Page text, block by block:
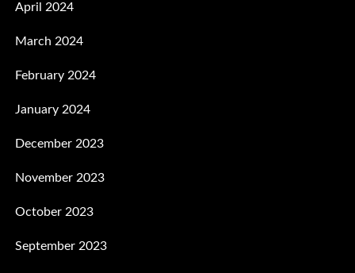
April 2024
March 2024
February 2024
January 2024
December 2023
November 2023
October 2023
September 2023